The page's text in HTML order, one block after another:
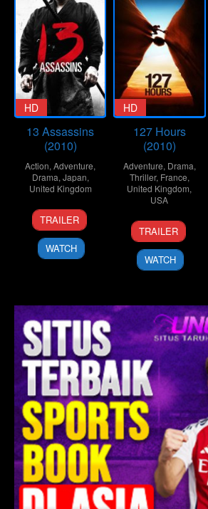
HD
13 Assassins
(2010)
Action,Adventure,
Drama, Japan,
United Kingdom
25
Sep
2010
Takashi
Miike
TRAILER
WATCH
HD
127 Hours
(2010)
Adventure, Drama,
Thriller, France,
United Kingdom,
USA
12
Nov
2010
Danny
Boyle
TRAILER
WATCH